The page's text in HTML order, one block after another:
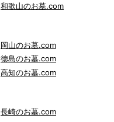
和歌山のお墓.com
岡山のお墓.com
徳島のお墓.com
高知のお墓.com
長崎のお墓.com